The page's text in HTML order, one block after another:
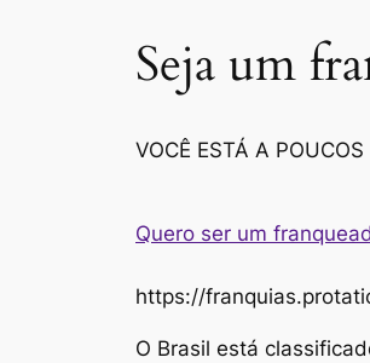
Seja um
VOCÊ ESTÁ A
Quero ser um
https://
O Brasil está